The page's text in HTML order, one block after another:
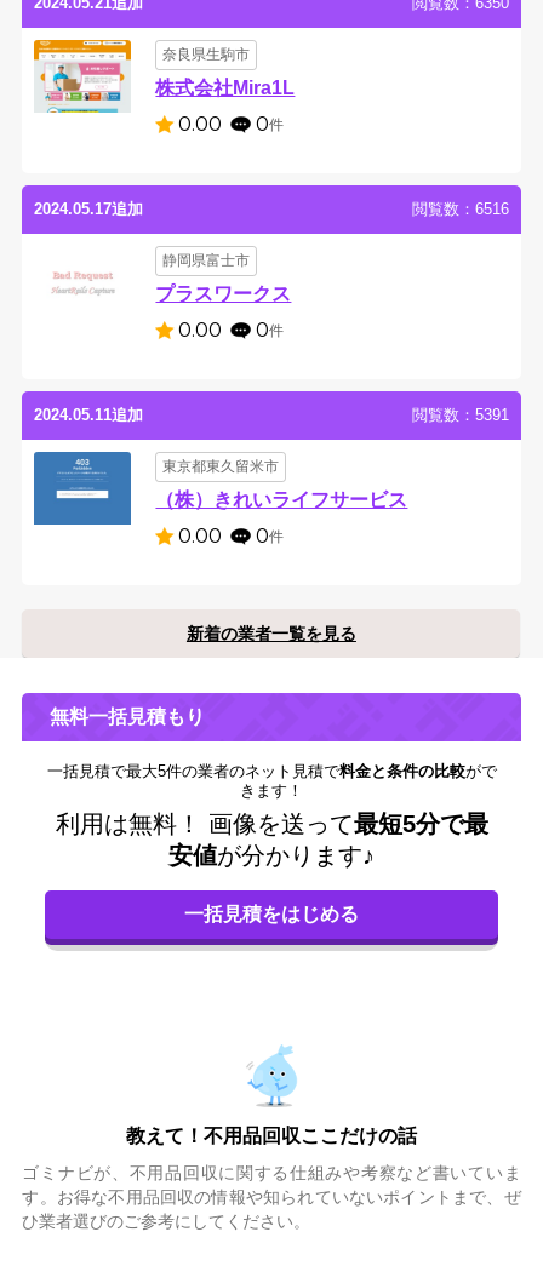
奈良県生駒市
株式会社Mira1L
0.00 0件
2024.05.17追加 閲覧数：6516
静岡県富士市
プラスワークス
0.00 0件
2024.05.11追加 閲覧数：5391
東京都東久留米市
（株）きれいライフサービス
0.00 0件
新着の業者一覧を見る
無料一括見積もり
一括見積で最大5件の業者のネット見積で料金と条件の比較がで
きます！
利用は無料！ 画像を送って最短5分で最
安値が分かります♪
教えて！不用品回収ここだけの話
ゴミナビが、不用品回収に関する仕組みや考察など書いていま
す。お得な不用品回収の情報や知られていないポイントまで、ぜ
ひ業者選びのご参考にしてください。